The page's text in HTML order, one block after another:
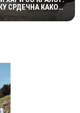
СРДЕЧНА КАКО